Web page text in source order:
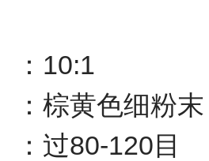
：10:1
：棕黄色细粉末
：过80-120目